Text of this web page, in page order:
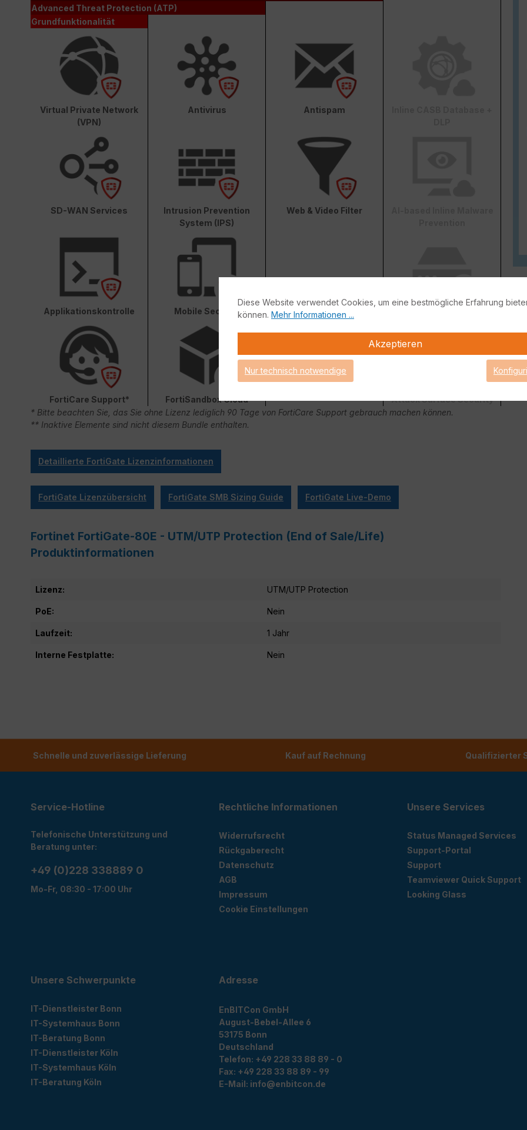
Advanced Threat Protection (ATP)
Grundfunktionalität
Virtual Private Network
(VPN)
Antivirus Antispam
SD-WAN Services
Intrusion Prevention
System (IPS)
Web & Video Filter
Applikationskontrolle Mobile Security
FortiCare Support* FortiSandbox Cloud
Attack Surface Security
* Bitte beachten Sie, das Sie ohne Lizenz lediglich 90 Tage von FortiCare Support gebrauch machen können.
** Inaktive Elemente sind nicht diesem Bundle enthalten.
Detaillierte FortiGate Lizenzinformationen
FortiGate Lizenzübersicht FortiGate SMB Sizing Guide FortiGate Live-Demo
Fortinet FortiGate-80E - UTM/UTP Protection (End of Sale/Life)
Produktinformationen
Lizenz: UTM/UTP Protection
PoE: Nein
Laufzeit: 1 Jahr
Interne Festplatte: Nein
Schnelle und zuverlässige Lieferung Kauf auf Rechnung Qualifizierter
Service-Hotline
Telefonische Unterstützung und
Beratung unter:
+49 (0)228 338889 0
Mo-Fr, 08:30 - 17:00 Uhr
Rechtliche Informationen
Widerrufsrecht
Rückgaberecht
Datenschutz
AGB
Impressum
Cookie Einstellungen
Unsere Services
Status Managed Services
Support-Portal
Support
Teamviewer Quick Support
Looking Glass
Unsere Schwerpunkte
IT-Dienstleister Bonn
IT-Systemhaus Bonn
IT-Beratung Bonn
IT-Dienstleister Köln
IT-Systemhaus Köln
IT-Beratung Köln
Adresse
EnBITCon GmbH
August-Bebel-Allee 6
53175 Bonn
Deutschland
Telefon: +49 228 33 88 89 - 0
Fax: +49 228 33 88 89 - 99
E-Mail: info@enbitcon.de
Diese Website verwendet Cookies, um eine bestmögliche Erfahrung
können. Mehr Informationen ...
Akzeptieren
Nur technisch notwendige